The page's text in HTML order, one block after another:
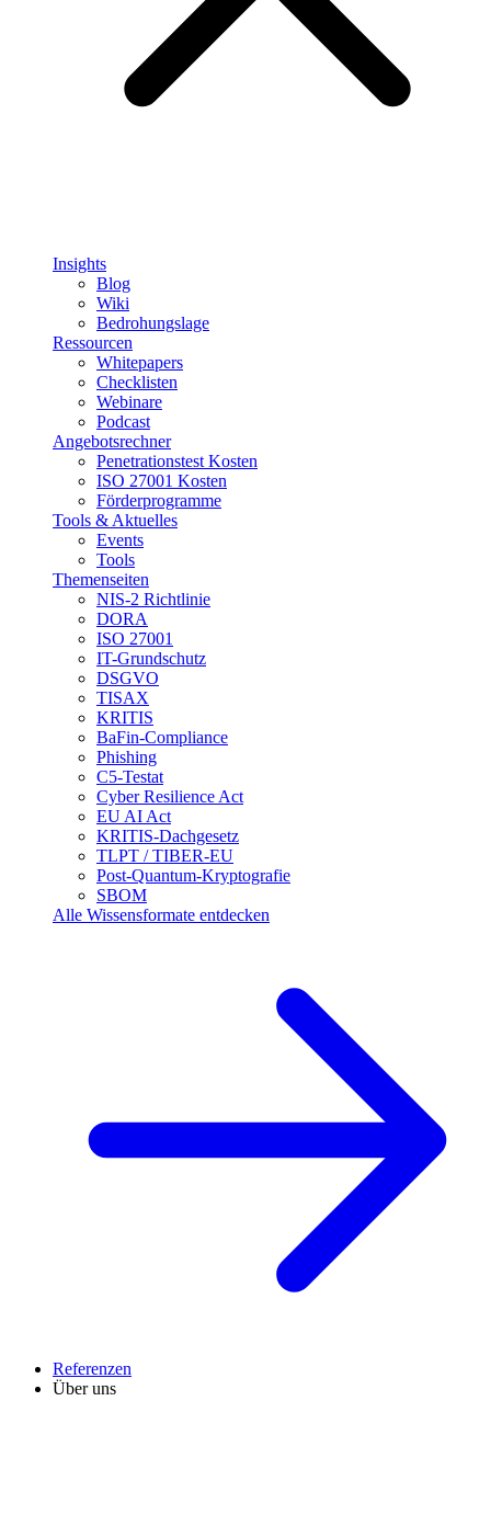
Insights
Blog
Wiki
Bedrohungslage
Ressourcen
Whitepapers
Checklisten
Webinare
Podcast
Angebotsrechner
Penetrationstest Kosten
ISO 27001 Kosten
Förderprogramme
Tools & Aktuelles
Events
Tools
Themenseiten
NIS-2 Richtlinie
DORA
ISO 27001
IT-Grundschutz
DSGVO
TISAX
KRITIS
BaFin-Compliance
Phishing
C5-Testat
Cyber Resilience Act
EU AI Act
KRITIS-Dachgesetz
TLPT / TIBER-EU
Post-Quantum-Kryptografie
SBOM
Alle Wissensformate entdecken
Referenzen
Über uns